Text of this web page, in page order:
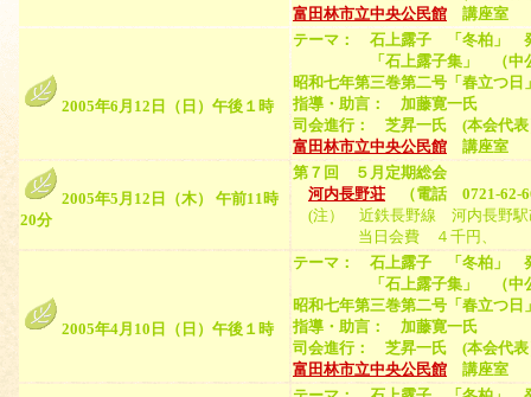
富田林市立中央公民館 講座室 （
2005年6月12日（日）午後１時
テーマ： 石上露子 「冬柏」
「石上露子集」 （中公文
昭和七年第三巻第二号「春立つ
指導・助言： 加藤寛一氏
司会進行： 芝昇一氏 (本会代表
富田林市立中央公民館 講座室 （
2005年5月12日（木） 午前11時
20分
第７回 ５月定期総会
河内長野荘 （電話 0721-62-
(注） 近鉄長野線 河内長野駅
当日会費 ４千円、 申込
2005年4月10日（日）午後１時
テーマ： 石上露子 「冬柏」
「石上露子集」 （中公文
昭和七年第三巻第二号「春立つ
指導・助言： 加藤寛一氏
司会進行： 芝昇一氏 (本会代表
富田林市立中央公民館 講座室 （